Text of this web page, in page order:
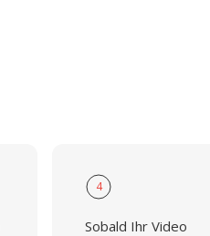
4
Sobald Ihr Video